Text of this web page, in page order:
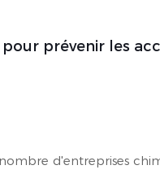
prévenir les
d'entreprises